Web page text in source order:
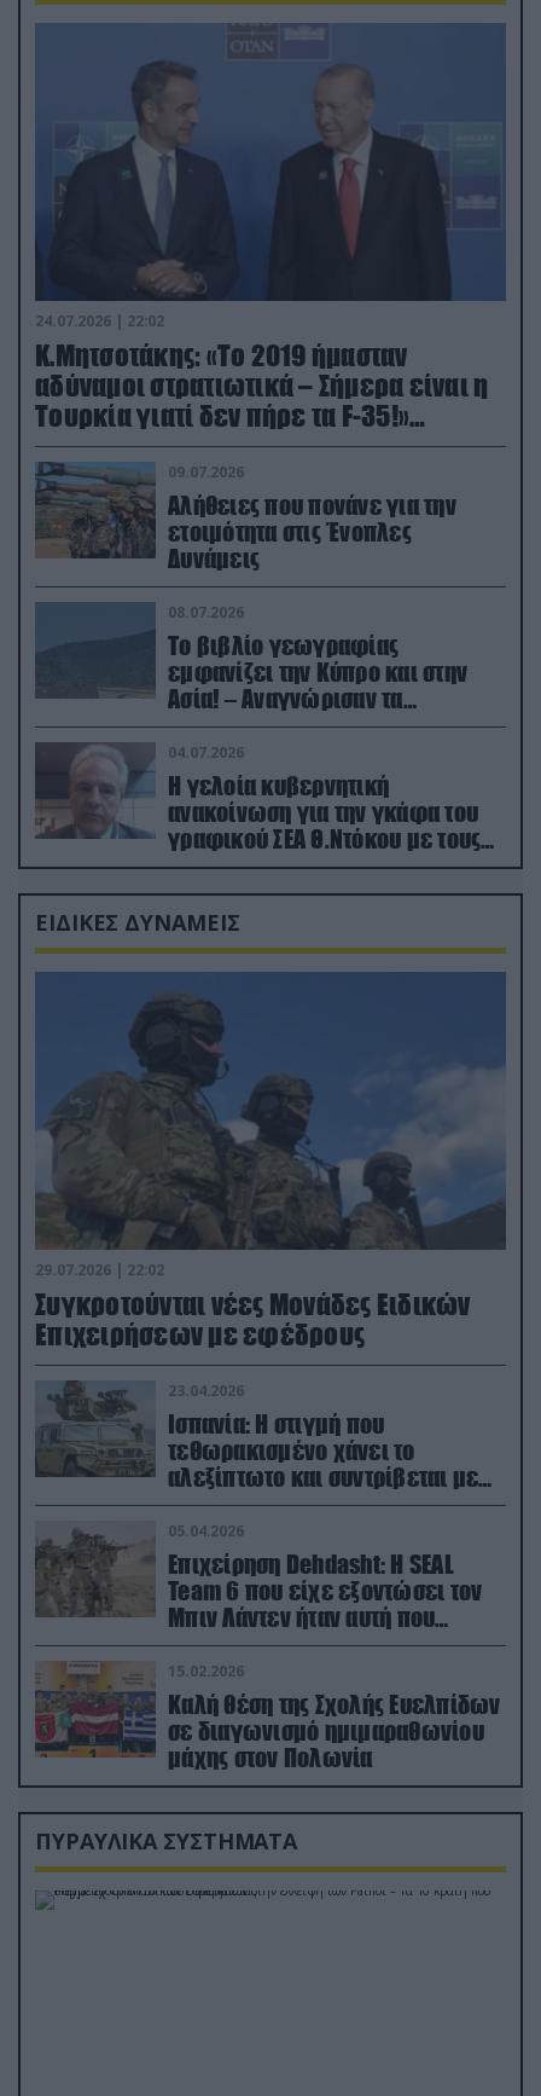
24.07.2026 | 22:02
Κ.Μητσοτάκης: «Το 2019 ήμασταν
αδύναμοι στρατιωτικά – Σήμερα είναι η
Τουρκία γιατί δεν πήρε τα F-35!»
(βίντεο)
09.07.2026
Αλήθειες που πονάνε για την
ετοιμότητα στις Ένοπλες
Δυνάμεις
08.07.2026
Το βιβλίο γεωγραφίας
εμφανίζει την Κύπρο και στην
Ασία! – Αναγνώρισαν τα
κατεχόμενα; (φωτο)
04.07.2026
Η γελοία κυβερνητική
ανακοίνωση για την γκάφα του
γραφικού ΣΕΑ Θ.Ντόκου με τους
Ρώσους φαρσέρ
ΕΙΔΙΚΕΣ ΔΥΝΑΜΕΙΣ
29.07.2026 | 22:02
Συγκροτούνται νέες Μονάδες Ειδικών
Επιχειρήσεων με εφέδρους
23.04.2026
Ισπανία: Η στιγμή που
τεθωρακισμένο χάνει το
αλεξίπτωτο και συντρίβεται με
ορμή στο έδαφος (βίντεο)
05.04.2026
Επιχείρηση Dehdasht: Η SEAL
Team 6 που είχε εξοντώσει τον
Μπιν Λάντεν ήταν αυτή που
διέσωσε τον πιλότο του F-15
15.02.2026
Καλή θέση της Σχολής Ευελπίδων
σε διαγωνισμό ημιμαραθωνίου
μάχης στον Πολωνία
ΠΥΡΑΥΛΙΚΑ ΣΥΣΤΗΜΑΤΑ